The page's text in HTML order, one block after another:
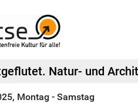
Natur- und
Montag - Samstag